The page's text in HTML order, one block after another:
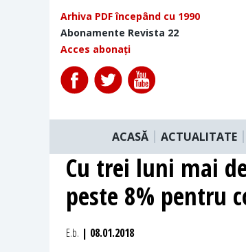
Arhiva PDF începând cu 1990
Abonamente Revista 22
Acces abonați
ACASĂ ACTUALITATE
Cu trei luni mai
peste 8% pentru
E.b. | 08.01.2018